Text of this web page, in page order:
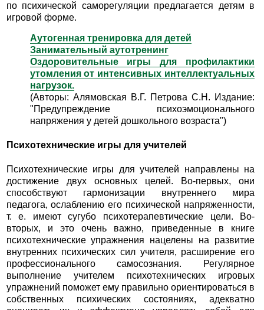
по психической саморегуляции предлагается детям в
игровой форме.
Аутогенная тренировка для детей
Занимательный аутотренинг
Оздоровительные игры для профилактики
утомления от интенсивных интеллектуальных
нагрузок.
(Авторы: Алямовская В.Г. Петрова С.Н. Издание:
"Предупреждение психоэмоционального
напряжения у детей дошкольного возраста")
Психотехнические игры для учителей
Психотехнические игры для учителей направлены на
достижение двух основных целей. Во-первых, они
способствуют гармонизации внутреннего мира
педагога, ослаблению его психической напряженности,
т. е. имеют сугубо психотерапевтические цели. Во-
вторых, и это очень важно, приведенные в книге
психотехнические упражнения нацелены на развитие
внутренних психических сил учителя, расширение его
профессионального самосознания. Регулярное
выполнение учителем психотехнических игровых
упражнений поможет ему правильно ориентироваться в
собственных психических состояниях, адекватно